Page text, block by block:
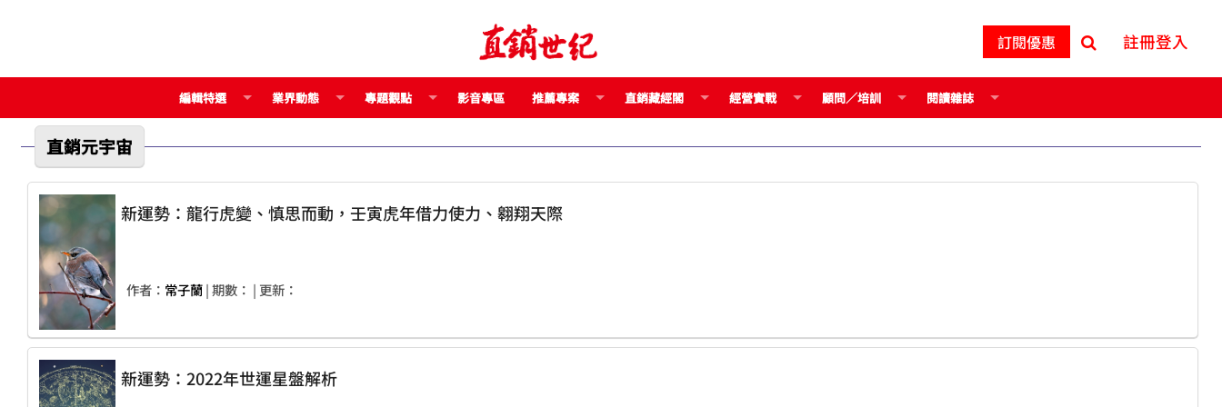
訂閱優惠 註冊登入
編輯特選 業界動態 專題觀點 影音專區 推薦專案 直銷藏經閣 經營實戰 顧問／培訓 閱讀雜誌
直銷元宇宙
新運勢：龍行虎變、慎思而動，壬寅虎年借力使力、翱翔天際
作者： 常子蘭| 期數： | 更新：
新運勢：2022年世運星盤解析